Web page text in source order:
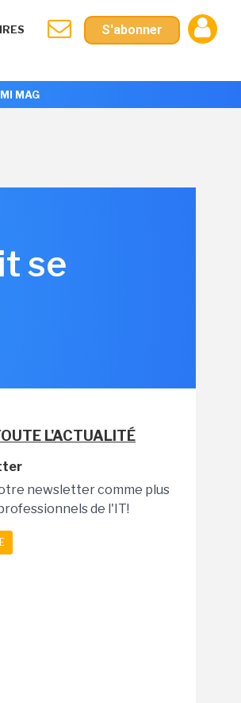
S'abonner
MAG
se
L'ACTUALITÉ
newsletter comme plus
de l'IT!